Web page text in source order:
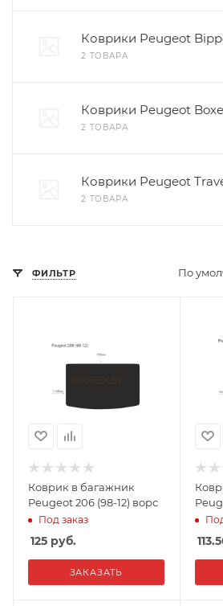
Коврики Peugeot
2 ТОВАРА
Коврики Peugeot
2 ТОВАРА
Коврики Peugeot
2 ТОВАРА
ФИЛЬТР По
Коврик в багажник
Peugeot 206 (98-12) ворс
Под заказ
125 руб.
ЗАКАЗАТЬ